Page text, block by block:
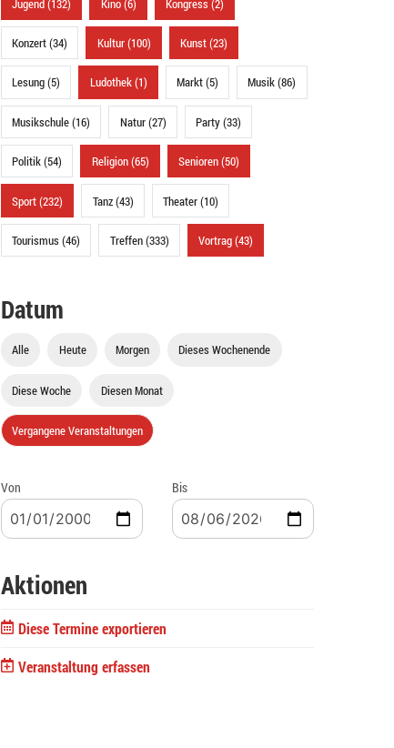
Jugend (132) Kino (6) Kongress (2)
Konzert (34) Kultur (100) Kunst (23)
Lesung (5) Ludothek (1) Markt (5) Musik (86)
Musikschule (16) Natur (27) Party (33)
Politik (54) Religion (65) Senioren (50)
Sport (232) Tanz (43) Theater (10)
Tourismus (46) Treffen (333) Vortrag (43)
Datum
Alle Heute Morgen Dieses Wochenende
Diese Woche Diesen Monat
Vergangene Veranstaltungen
Von Bis
Aktionen
Diese Termine exportieren
Veranstaltung erfassen